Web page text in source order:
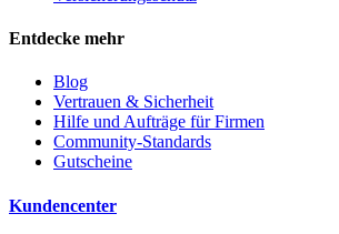
Entdecke mehr
Blog
Vertrauen & Sicherheit
Hilfe und Aufträge für Firmen
Community-Standards
Gutscheine
Kundencenter